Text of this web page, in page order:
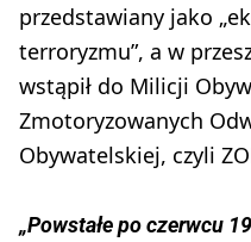
przedstawiany jako
terroryzmu”, a w
wstąpił do Milicji
Zmotoryzowanych
Obywatelskiej, czyli
„Powstałe po czerwcu